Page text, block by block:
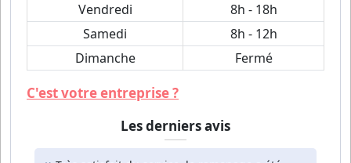
Vendredi
8h - 18h
Samedi
8h - 12h
Dimanche
Fermé
C'est votre entreprise ?
Les derniers avis